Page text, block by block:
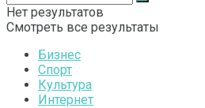
Нет результатов
Смотреть все результаты
Бизнес
Спорт
Культура
Интернет